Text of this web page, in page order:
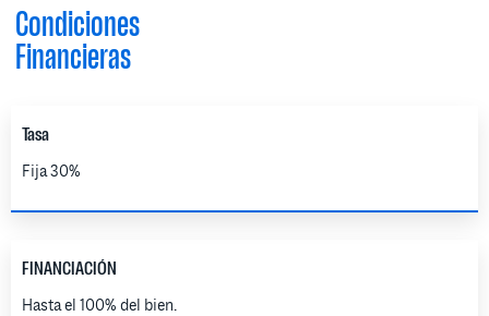
Condiciones
Financieras
Tasa
Fija 30%
FINANCIACIÓN
Hasta el 100% del bien.